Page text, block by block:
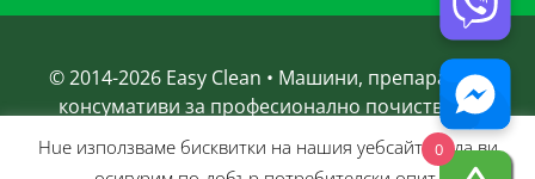
© 2014-2026 Easy Clean • Машини, препарати и
консумативи за професионално почистване
Нue използвамe бисквитки на нашия уебсайт, за да ви
0